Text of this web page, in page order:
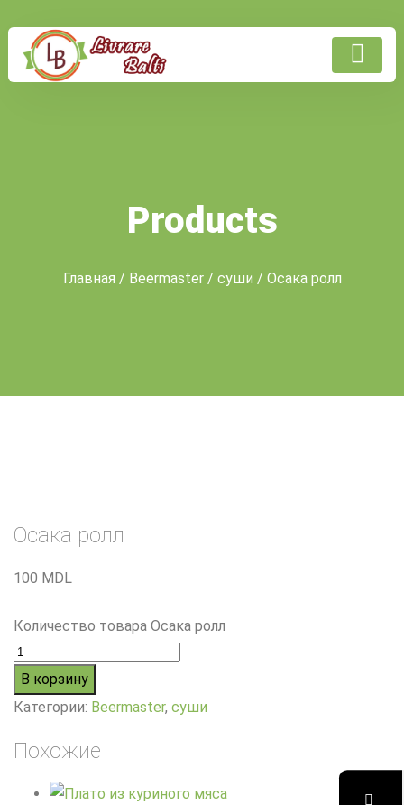
Products
Главная / Beermaster/ суши / Осака ролл
Осака ролл
100 MDL
Количество товара Осака ролл
В корзину
Категории: Beermaster, суши
Похожие